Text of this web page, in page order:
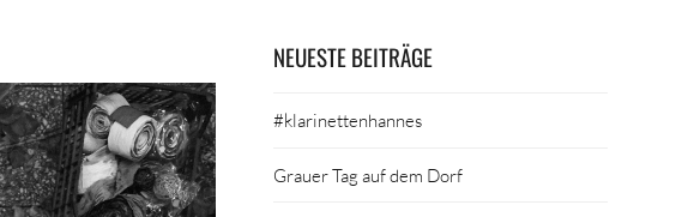
NEUESTE BEITRÄGE
#klarinettenhannes
Grauer Tag auf dem Dorf